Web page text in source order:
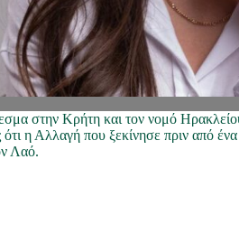
στην Κρήτη και τον νομό
η Αλλαγή που ξεκίνησε πριν από
Λαό.